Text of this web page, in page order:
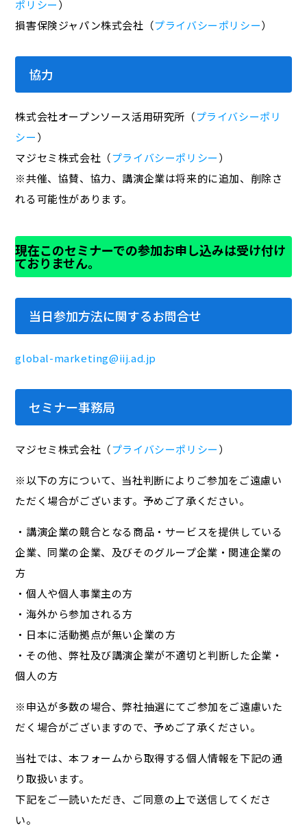
ポリシー）
損害保険ジャパン株式会社（プライバシーポリシー）
協力
株式会社オープンソース活用研究所（プライバシーポリ
シー）
マジセミ株式会社（プライバシーポリシー）
※共催、協賛、協力、講演企業は将来的に追加、削除さ
れる可能性があります。
現在このセミナーでの参加お申し込みは受け付け
ておりません。
当日参加方法に関するお問合せ
global-marketing@iij.ad.jp
セミナー事務局
マジセミ株式会社（プライバシーポリシー）
※以下の方について、当社判断によりご参加をご遠慮い
ただく場合がございます。予めご了承ください。
・講演企業の競合となる商品・サービスを提供している
企業、同業の企業、及びそのグループ企業・関連企業の
方
・個人や個人事業主の方
・海外から参加される方
・日本に活動拠点が無い企業の方
・その他、弊社及び講演企業が不適切と判断した企業・
個人の方
※申込が多数の場合、弊社抽選にてご参加をご遠慮いた
だく場合がございますので、予めご了承ください。
当社では、本フォームから取得する個人情報を下記の通
り取扱います。
下記をご一読いただき、ご同意の上で送信してくださ
い。